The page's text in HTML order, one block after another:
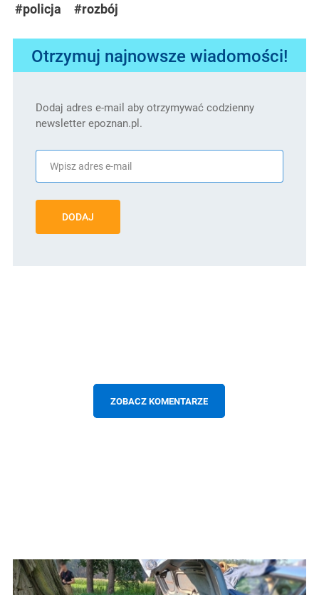
#policja #rozbój
Otrzymuj najnowsze wiadomości!
Dodaj adres e-mail aby otrzymywać codzienny
newsletter epoznan.pl.
DODAJ
ZOBACZ KOMENTARZE